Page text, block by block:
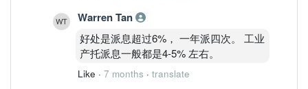
Warren Tan
好处是派息超过6%， 一年派四次。 工业
产托派息一般都是4-5% 左右。
Like · 7 months · translate